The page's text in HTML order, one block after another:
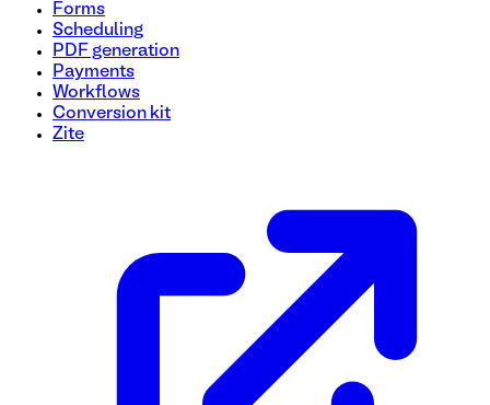
¿Listo para optimizar sus solicitudes de viajes
ayuda a gestionar los detalles de los viajes de los
los gastos estimados y más! Utilice esta plantilla gratuita
Forms
Scheduling
PDF generation
Payments
Workflows
Conversion kit
Zite